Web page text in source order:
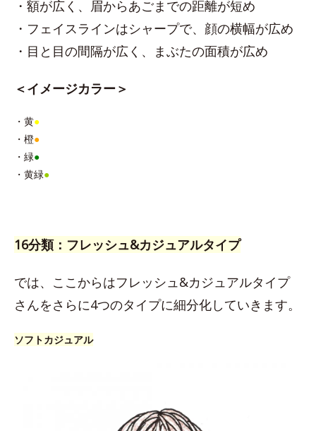
・額が広く、眉からあごまでの距離が短め
・フェイスラインはシャープで、顔の横幅が広め
・目と目の間隔が広く、まぶたの面積が広め
＜イメージカラー＞
・黄●
・橙●
・緑●
・黄緑●
16分類：フレッシュ&カジュアルタイプ
では、ここからはフレッシュ&カジュアルタイプ
さんをさらに4つのタイプに細分化していきます。
ソフトカジュアル